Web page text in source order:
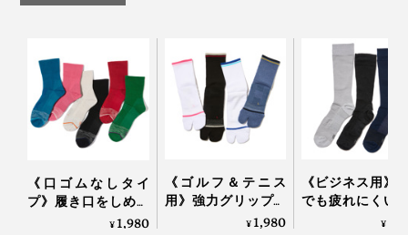
《口ゴムなしタイ
プ》履き口をしめつ
けない疲れしらずの
¥1,980
《ゴルフ＆テニス
用》強力グリップで
しっかり踏み込める
¥1,980
《ビジネス用》
でも疲れにくい
り落ちにくい「
¥